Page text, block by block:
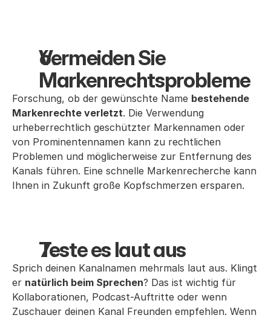
Vermeiden Sie
Markenrechtsprobleme
Forschung, ob der gewünschte Name bestehende
Markenrechte verletzt. Die Verwendung
urheberrechtlich geschützter Markennamen oder
von Prominentennamen kann zu rechtlichen
Problemen und möglicherweise zur Entfernung des
Kanals führen. Eine schnelle Markenrecherche kann
Ihnen in Zukunft große Kopfschmerzen ersparen.
Teste es laut aus
Sprich deinen Kanalnamen mehrmals laut aus. Klingt
er natürlich beim Sprechen? Das ist wichtig für
Kollaborationen, Podcast-Auftritte oder wenn
Zuschauer deinen Kanal Freunden empfehlen. Wenn